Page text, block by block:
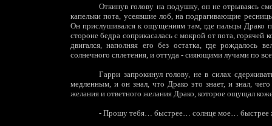
Откинув голову на подушку, он не отрываясь
капельки пота, усеявшие лоб, на подрагивающие
Он прислушивался к ощущениям там, где пальцы Драко
стороне бедра соприкасалась с мокрой от пота, горячей
двигался, наполняя его без остатка, где рождалось
солнечного сплетения, и оттуда - сияющими лучами по
Гарри запрокинул голову, не в силах
медленным, и он знал, что Драко это знает, и знал,
желания и ответного желания Драко, которое ощущал
- Прошу тебя… быстрее… солнце мое… быстрее